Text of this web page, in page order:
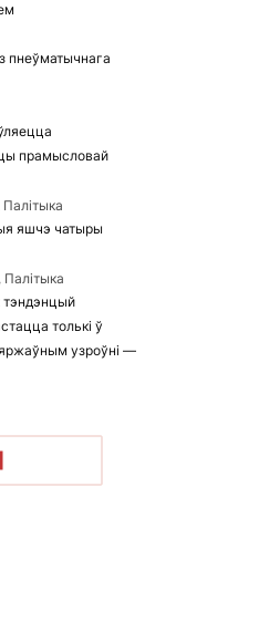
пнеўматычнага
прамысловай
яшчэ чатыры
тэндэнцый
толькі ў
узроўні —